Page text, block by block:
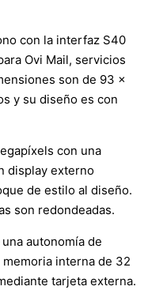
con la interfaz S40
Ovi Mail, servicios
son de 93 x
y su diseño es con
con una
display externo
de estilo al diseño.
son redondeadas.
autonomía de
interna de 32
tarjeta externa.